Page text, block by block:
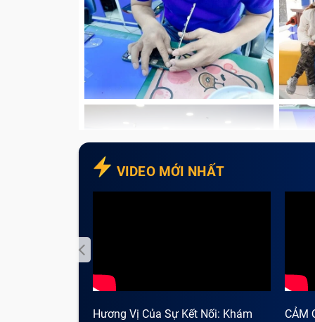
VIDEO MỚI NHẤT
Hương Vị Của Sự Kết Nối: Khám
CẢM